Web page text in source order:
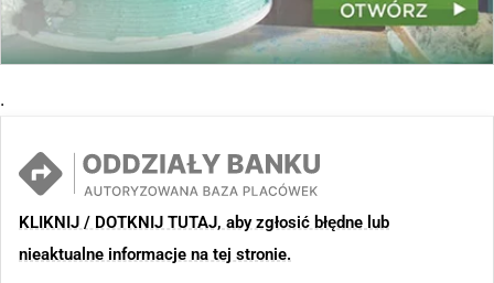
.
KLIKNIJ / DOTKNIJ TUTAJ, aby zgłosić błędne lub
nieaktualne informacje na tej stronie.